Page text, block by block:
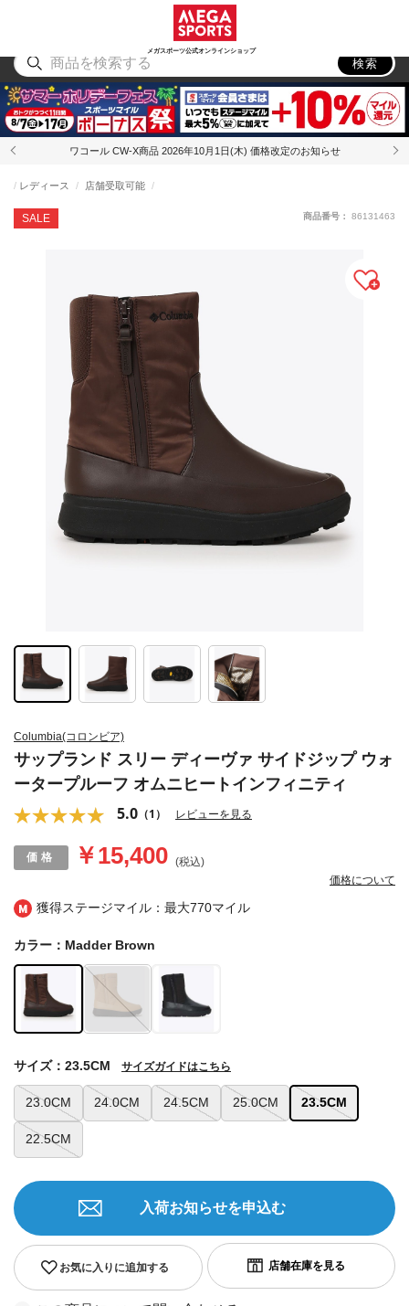
メガスポーツ公式オンラインショップ
アウトドア
検索
ワコール CW-X商品 2026年10月1日(木) 価格改定のお知らせ
獲得ステージマイル：最大770マイル
Columbia(コロンビア)
サップランド スリー ディーヴァ サイドジップ ウォ
ータープルーフ オムニヒートインフィニティ
5.0 （1） レビューを見る
SALE
レディース 店舗受取可能
￥15,400 (税込)
価格について
商品番号： 86131463
カラー：Madder Brown
23.0CM 24.0CM 24.5CM 25.0CM 23.5CM
22.5CM
サイズ：23.5CM サイズガイドはこちら
お気に入りに追加する
入荷お知らせを申込む